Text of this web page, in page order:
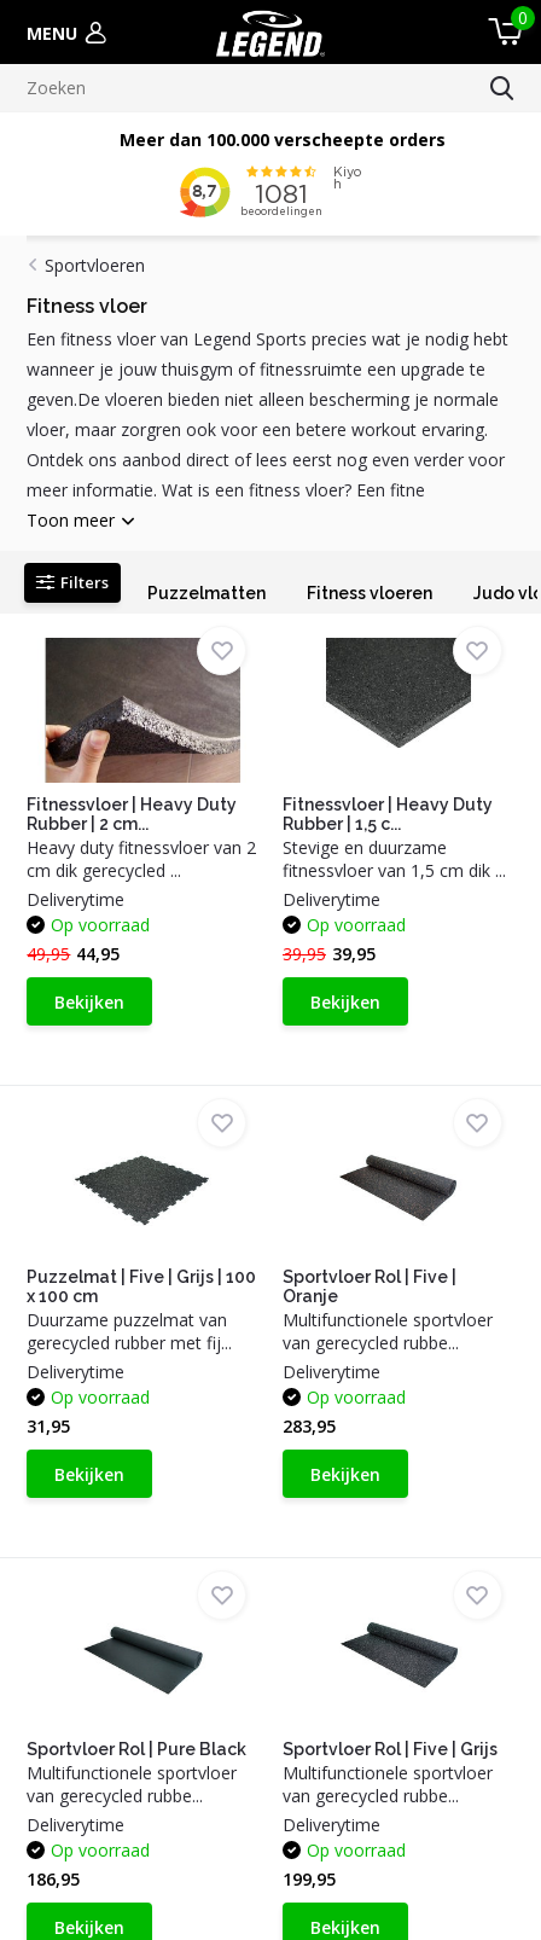
MENU
0
Meer dan 100.000 verscheepte orders
Sportvloeren
Fitness vloer
Een fitness vloer van Legend Sports precies wat je nodig hebt
wanneer je jouw thuisgym of fitnessruimte een upgrade te
geven.De vloeren bieden niet alleen bescherming je normale
vloer, maar zorgren ook voor een betere workout ervaring.
Ontdek ons aanbod direct of lees eerst nog even verder voor
meer informatie. Wat is een fitness vloer? Een fitne
Toon meer
Filters Puzzelmatten Fitness vloeren Judo
Fitnessvloer | Heavy Duty
Rubber | 2 cm...
Heavy duty fitnessvloer van 2
cm dik gerecycled ...
Deliverytime
Op voorraad
49,95 44,95
Bekijken
Fitnessvloer | Heavy Duty
Rubber | 1,5 c...
Stevige en duurzame
fitnessvloer van 1,5 cm dik ...
Deliverytime
Op voorraad
39,95 39,95
Bekijken
Puzzelmat | Five | Grijs | 100
x 100 cm
Duurzame puzzelmat van
gerecycled rubber met fij...
Deliverytime
Op voorraad
31,95
Bekijken
Sportvloer Rol | Five |
Oranje
Multifunctionele sportvloer
van gerecycled rubbe...
Deliverytime
Op voorraad
283,95
Bekijken
Sportvloer Rol | Pure Black
Multifunctionele sportvloer
van gerecycled rubbe...
Deliverytime
Op voorraad
186,95
Bekijken
Sportvloer Rol | Five | Grijs
Multifunctionele sportvloer
van gerecycled rubbe...
Deliverytime
Op voorraad
199,95
Bekijken